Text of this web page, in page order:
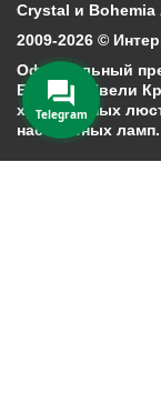
Crystal и Bohemia
2009-2026 ©
Официальный
Богемия Ивели
хрустальных
настольных ламп.
Telegram